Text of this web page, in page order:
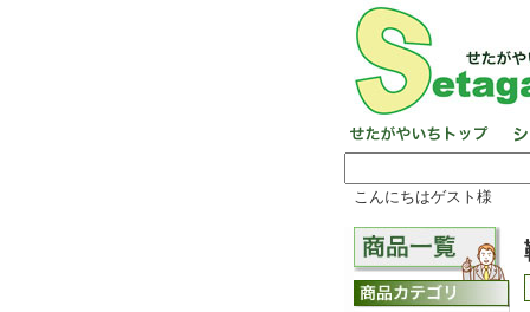
こんにちはゲスト様